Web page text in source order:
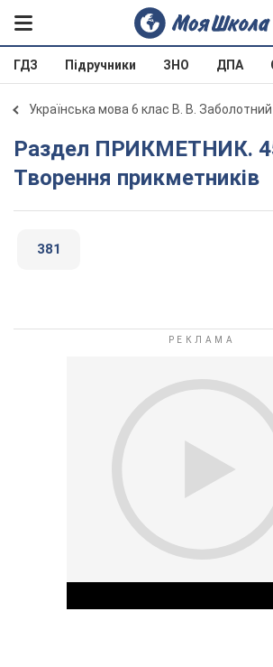
ГДЗ Підручники ЗНО ДПА
Українська мова 6 клас В. В.
Раздел ПРИКМЕТНИК. 45.
Творення прикметників
381